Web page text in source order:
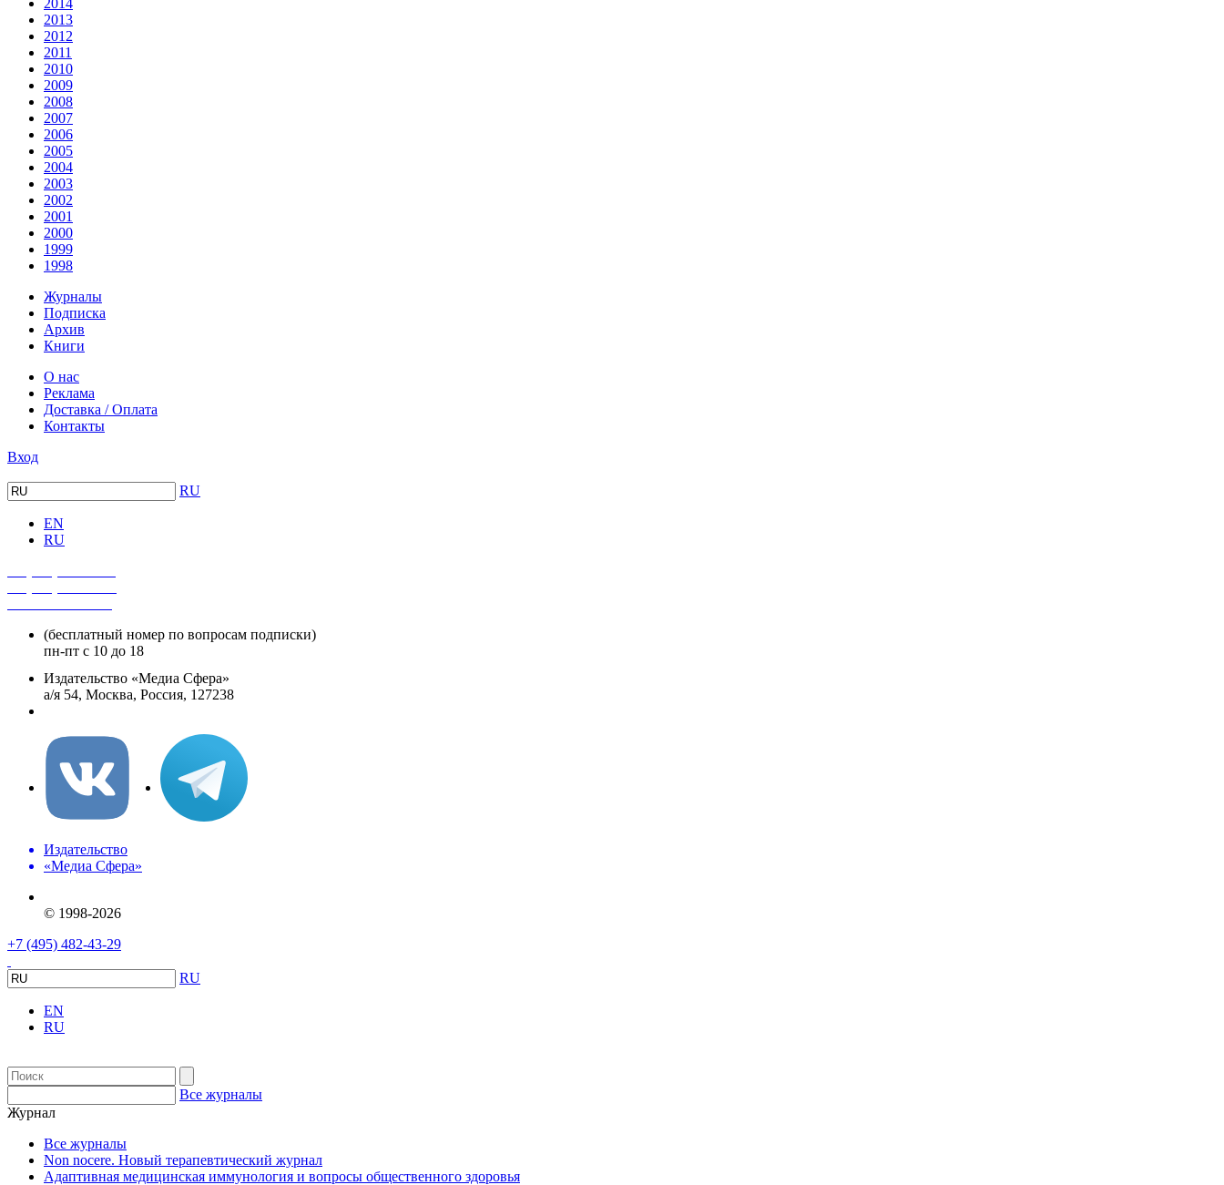
2014
2013
2012
2011
2010
2009
2008
2007
2006
2005
2004
2003
2002
2001
2000
1999
1998
Журналы
Подписка
Архив
Книги
О нас
Реклама
Доставка / Оплата
Контакты
Вход
RU
EN
RU
(бесплатный номер по вопросам подписки)
пн-пт с 10 до 18
Издательство «Медиа Сфера»
а/я 54, Москва, Россия, 127238
Издательство
«Медиа Сфера»
© 1998-2026
+7 (495) 482-43-29
RU
EN
RU
Все журналы
Журнал
Все журналы
Non nocere. Новый терапевтический журнал
Адаптивная медицинская иммунология и вопросы общественного здоровья